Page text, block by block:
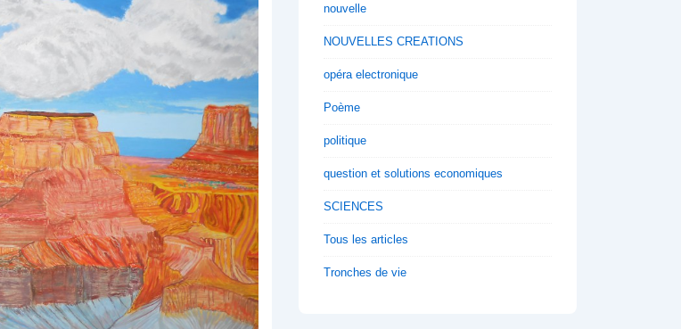
nouvelle
NOUVELLES CREATIONS
opéra electronique
Poème
politique
question et solutions economiques
SCIENCES
Tous les articles
Tronches de vie